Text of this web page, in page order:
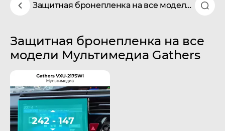
Защитная бронепленка на все модели Мультимедиа Gathers
Защитная бронепленка на все
модели Мультимедиа Gathers